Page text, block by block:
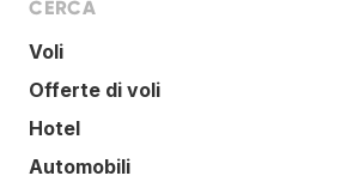
CERCA
Voli
Offerte di voli
Hotel
Automobili